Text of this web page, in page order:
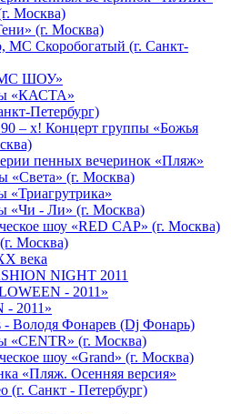
Москва)
(г. Москва)
MC Скоробогатый (г. Санкт-
ШОУ»
«КАСТА»
Петербург)
90 – х! Концерт группы «Божья
пенных вечеринок «Пляж»
«Света» (г. Москва)
«Триагрутрика»
«Чи - Ли» (г. Москва)
шоу «RED CAP» (г. Москва)
Москва)
века
NIGHT 2011
- 2011»
- 2011»
- Володя Фонарев (Dj Фонарь)
«CENTR» (г. Москва)
шоу «Grand» (г. Москва)
«Пляж. Осенняя версия»
(г. Санкт - Петербург)